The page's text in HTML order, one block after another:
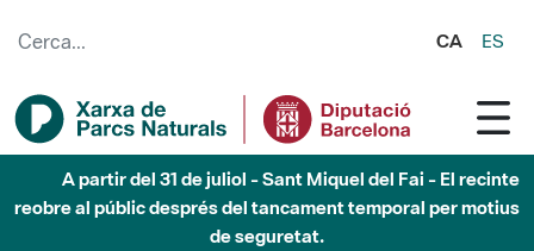
CA ES
A partir del 31 de juliol - Sant Miquel del Fai - El recinte
reobre al públic després del tancament temporal per motius
de seguretat.